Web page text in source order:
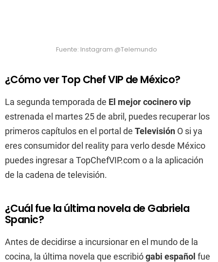
Fuente: Instagram @Telemundo
¿Cómo ver Top Chef VIP de México?
La segunda temporada de El mejor cocinero vip
estrenada el martes 25 de abril, puedes recuperar los
primeros capítulos en el portal de Televisión O si ya
eres consumidor del reality para verlo desde México
puedes ingresar a TopChefVIP.com o a la aplicación
de la cadena de televisión.
¿Cuál fue la última novela de Gabriela
Spanic?
Antes de decidirse a incursionar en el mundo de la
cocina, la última novela que escribiógabi español fue